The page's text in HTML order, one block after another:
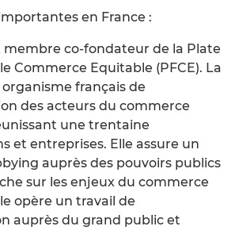
en France :
membre co-fondateur de la Plate
Commerce Equitable (PFCE). La
organisme français de
des acteurs du commerce
une trentaine
et entreprises. Elle assure un
auprès des pouvoirs publics
sur les enjeux du commerce
opère un travail de
auprès du grand public et